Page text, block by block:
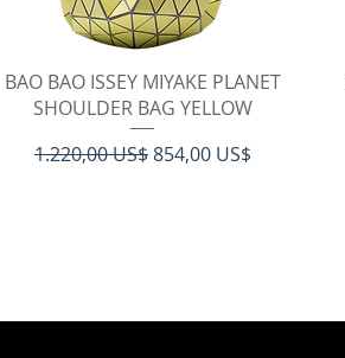
Hurtigvisning
BAO BAO ISSEY MIYAKE PLANET
SHOULDER BAG YELLOW
Regulær pris
1.220,00 US$Salgspris
854,00 US$